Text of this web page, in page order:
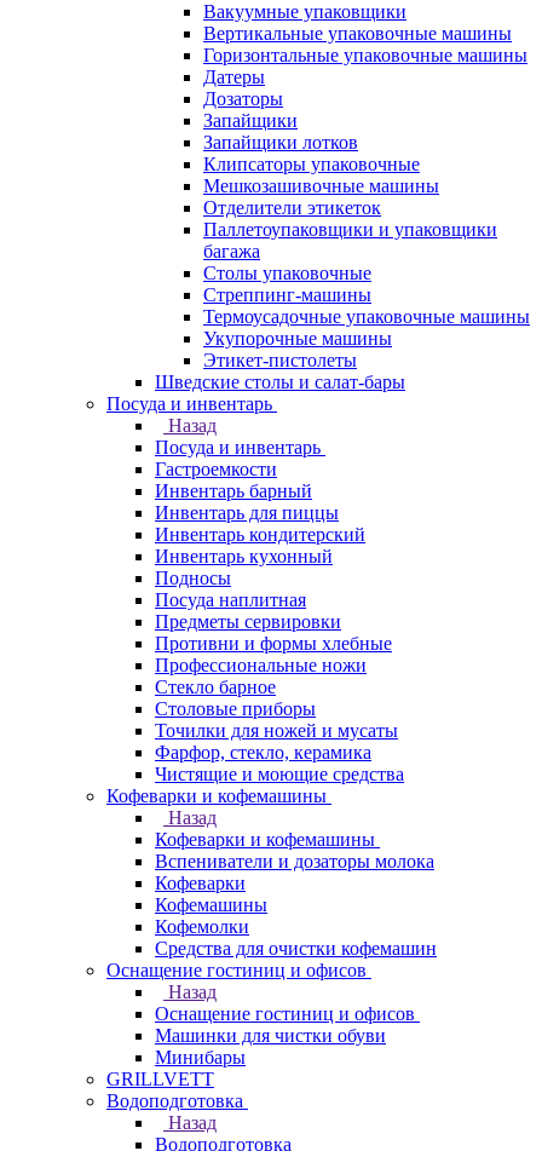
Вакуумные упаковщики
Вертикальные упаковочные машины
Горизонтальные упаковочные машины
Датеры
Дозаторы
Запайщики
Запайщики лотков
Клипсаторы упаковочные
Мешкозашивочные машины
Отделители этикеток
Паллетоупаковщики и упаковщики
багажа
Столы упаковочные
Стреппинг-машины
Термоусадочные упаковочные машины
Укупорочные машины
Этикет-пистолеты
Шведские столы и салат-бары
Посуда и инвентарь
Назад
Посуда и инвентарь
Гастроемкости
Инвентарь барный
Инвентарь для пиццы
Инвентарь кондитерский
Инвентарь кухонный
Подносы
Посуда наплитная
Предметы сервировки
Противни и формы хлебные
Профессиональные ножи
Стекло барное
Столовые приборы
Точилки для ножей и мусаты
Фарфор, стекло, керамика
Чистящие и моющие средства
Кофеварки и кофемашины
Назад
Кофеварки и кофемашины
Вспениватели и дозаторы молока
Кофеварки
Кофемашины
Кофемолки
Средства для очистки кофемашин
Оснащение гостиниц и офисов
Назад
Оснащение гостиниц и офисов
Машинки для чистки обуви
Минибары
GRILLVETT
Водоподготовка
Назад
Водоподготовка